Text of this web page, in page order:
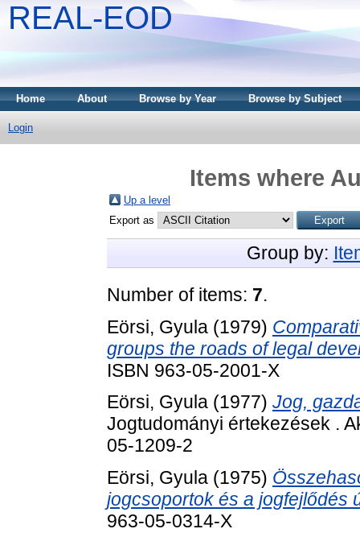
REAL-EOD
Home About Browse by Year Browse by Subject
Login
Items where
Up a level
Export as
Group by:
Number of items: 7.
Eörsi, Gyula (1979)
groups the roads of legal
ISBN 963-05-2001-X
Eörsi, Gyula (1977) Jog,
Jogtudományi értekezések .
05-1209-2
Eörsi, Gyula (1975)
jogcsoportok és a jogfejlődés
963-05-0314-X